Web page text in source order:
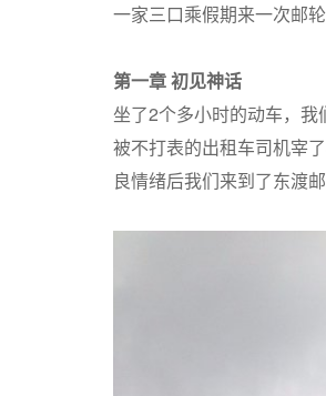
一家三口乘假期来一次邮轮
第一章 初见神话
坐了2个多小时的动车，我
被不打表的出租车司机宰
良情绪后我们来到了东渡邮